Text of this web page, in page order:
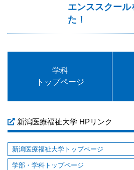
エンススクール
た！
学科
トップページ
新潟医療福祉大学 HPリンク
新潟医療福祉大学トップページ
学部・学科トップページ